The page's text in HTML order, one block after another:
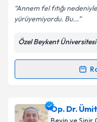
E-posta Adresiniz
'ni
kapsamda
Annem fel fıtığı
yürüyemiyordu. Bu...
Özel Beykent
Randevu
Op. Dr. İlker Ünlü
oluşturun. Size bu
Op. Dr.